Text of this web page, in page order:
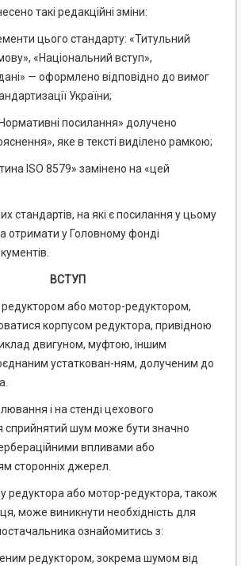
такі редакційні зміни:
цього стандарту: «Титульний
«Національний вступ»,
дані» — оформлено відповідно до вимог
України;
посилання» долучено
яке в тексті виділено рамкою;
ISO 8579» замінено на «цей
стандартів, на які є посилання у цьому
отримати у Головному фонді
ВСТУП
або мотор-редуктором,
корпусом редуктора, привідною
двигуном, муфтою, іншим
устаткован-ням, долученим до
і на стенді цехового
сприйнятий шум може бути значно
впливами або
сторонніх джерел.
редуктора або мотор-редуктора, також
може виникнути необхідність для
ознайомитись з:
редуктором, зокрема шумом від